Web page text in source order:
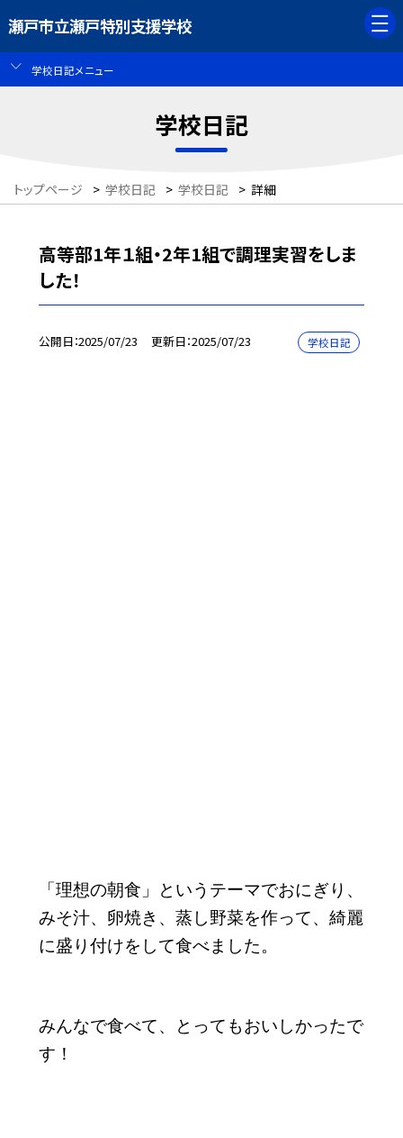
瀬戸市立瀬戸特別支援学校
学校日記メニュー
学校日記
トップページ > 学校日記 > 学校日記 > 詳細
高等部1年１組・2年1組で調理実習をしま
した！
公開日 2025/07/23 更新日 2025/07/23 学校日記
「理想の朝食」というテーマでおにぎり、
みそ汁、卵焼き、蒸し野菜を作って、綺麗
に盛り付けをして食べました。
みんなで食べて、とってもおいしかったで
す！